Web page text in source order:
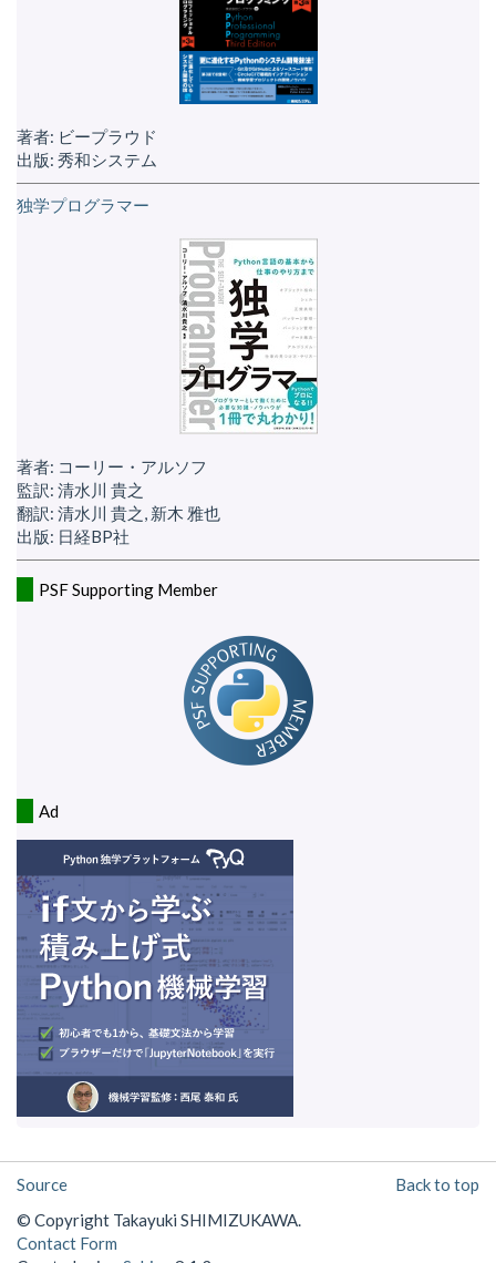
著者: ビープラウド
出版: 秀和システム
独学プログラマー
著者: コーリー・アルソフ
監訳: 清水川 貴之
翻訳: 清水川 貴之, 新木 雅也
出版: 日経BP社
PSF Supporting Member
Ad
Back to top
Source
© Copyright Takayuki SHIMIZUKAWA.
Contact Form